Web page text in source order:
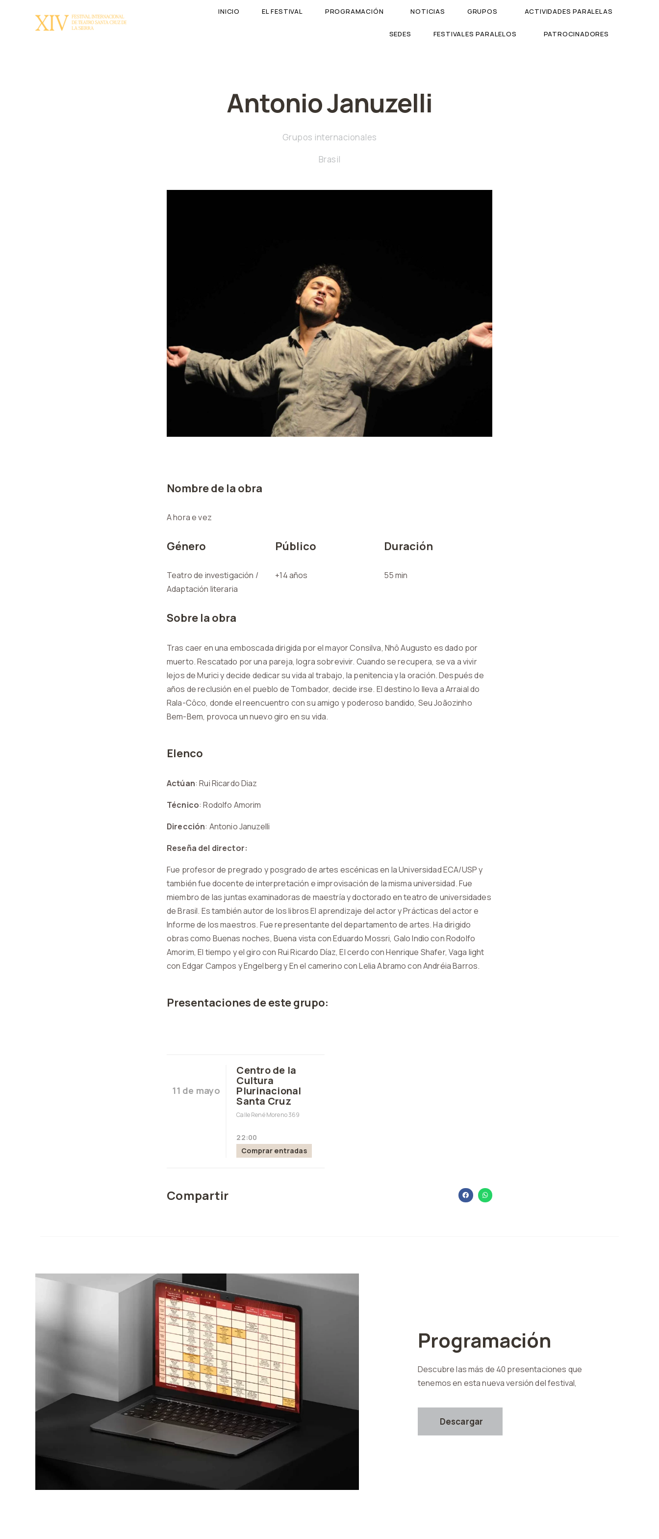
INICIO EL FESTIVAL PROGRAMACIÓN NOTICIAS GRUPOS ACTIVIDADES PARALELAS
SEDES FESTIVALES PARALELOS PATROCINADORES
Antonio Januzelli
Grupos internacionales
Brasil
Nombre de la obra
A hora e vez
Género
Teatro de investigación /
Adaptación literaria
Público
+14 años
Duración
55 min
Sobre la obra
Tras caer en una emboscada dirigida por el mayor Consilva, Nhô Augusto es dado por
muerto. Rescatado por una pareja, logra sobrevivir. Cuando se recupera, se va a vivir
lejos de Murici y decide dedicar su vida al trabajo, la penitencia y la oración. Después de
años de reclusión en el pueblo de Tombador, decide irse. El destino lo lleva a Arraial do
Rala-Côco, donde el reencuentro con su amigo y poderoso bandido, Seu Joãozinho
Bem-Bem, provoca un nuevo giro en su vida.
Elenco
Actúan:Rui Ricardo Diaz
Técnico: Rodolfo Amorim
Dirección: Antonio Januzelli
Reseña del director:
Fue profesor de pregrado y posgrado de artes escénicas en la Universidad ECA/USP y
también fue docente de interpretación e improvisación de la misma universidad. Fue
miembro de las juntas examinadoras de maestría y doctorado en teatro de universidades
de Brasil. Es también autor de los libros El aprendizaje del actor y Prácticas del actor e
Informe de los maestros. Fue representante del departamento de artes. Ha dirigido
obras como Buenas noches, Buena vista con Eduardo Mossri, Galo Indio con Rodolfo
Amorim, El tiempo y el giro con Rui Ricardo Díaz, El cerdo con Henrique Shafer, Vaga light
con Edgar Campos y Engelberg y En el camerino con Lelia Abramo con Andréia Barros.
Presentaciones de este grupo:
11 de mayo
Centro de la
Cultura
Plurinacional
Santa Cruz
Calle René Moreno 369
22:00
Comprar entradas
Compartir
Programación
Descubre las más de 40 presentaciones que
tenemos en esta nueva versión del festival,
Descargar